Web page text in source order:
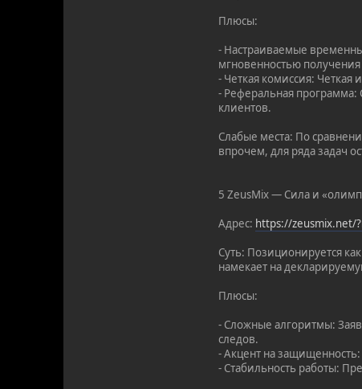
Плюсы:
- Настраиваемые
мгновенностью
- Четкая комиссия: Четкая
- Реферальная программа:
клиентов.
Слабые места: По
впрочем, для ряда задач
5 ZeusMix — Сила и
Адрес: https://zeusmix.net/
Суть: Позиционируется
намекает на
Плюсы:
- Сложные алгоритмы:
следов.
- Акцент на
- Стабильность работы: